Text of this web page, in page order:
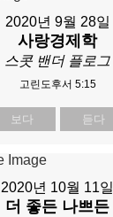
2020년 9월 28일
사랑경제학
스콧 밴더 플로그
고린도후서 5:15
보다 듣다
2020년 10월 11일
더 좋든 나쁘든